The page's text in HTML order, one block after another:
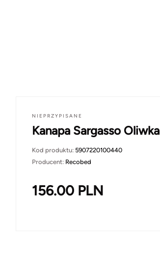
NIEPRZYPISANE
Kanapa Sargasso Oliwka
Kod produktu: 5907220100440
Producent: Recobed
156.00 PLN